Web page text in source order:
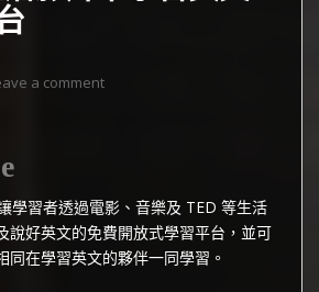
a comment
學習者透過電影、音樂及 TED 等生活
說好英文的免費開放式學習平台，並可
同在學習英文的夥伴一同學習。